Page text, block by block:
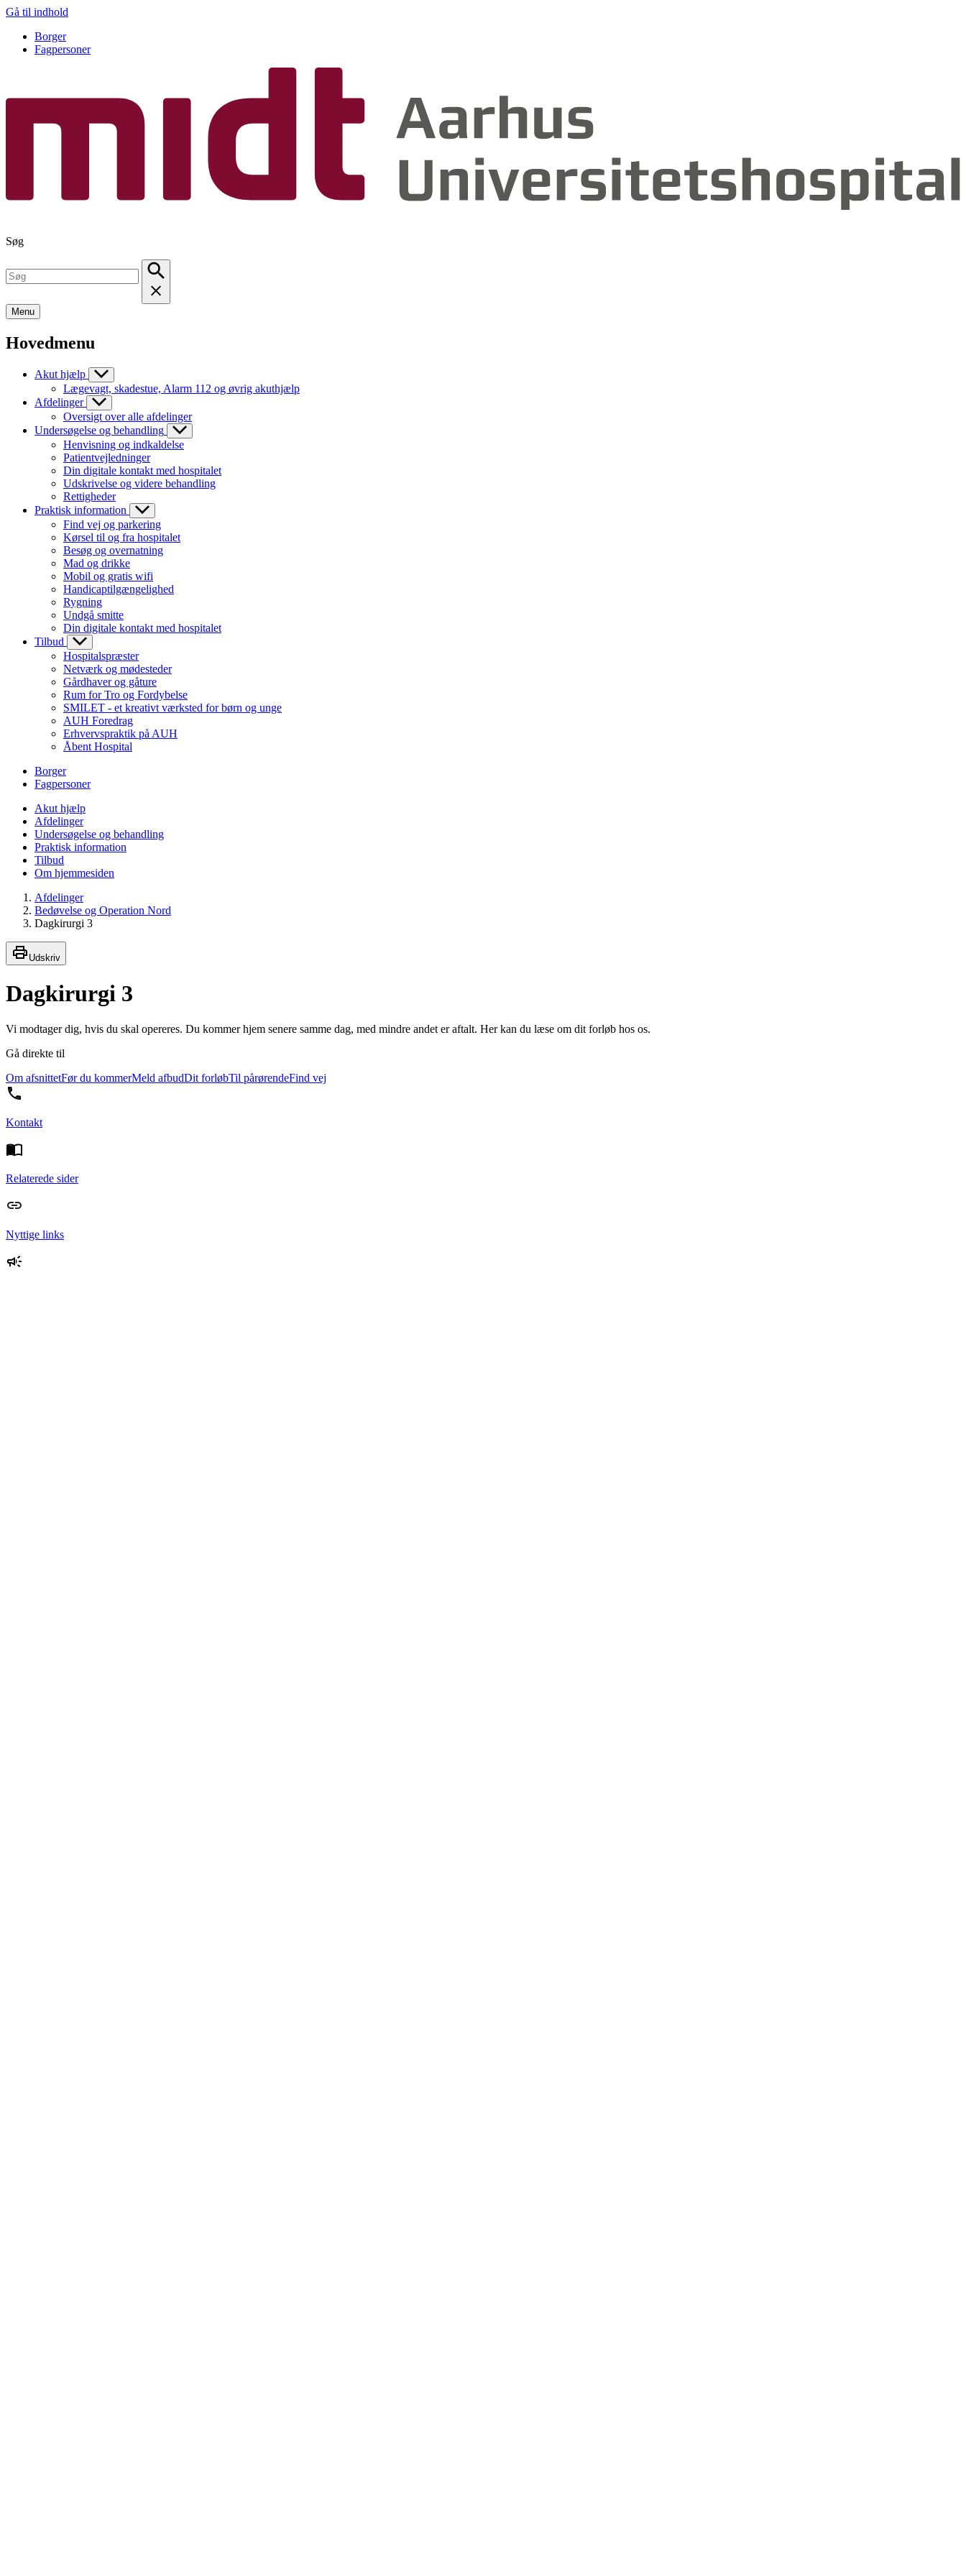
Gå til indhold
Borger
Fagpersoner
Søg
Menu
Hovedmenu
Akut hjælp
Lægevagt, skadestue, Alarm 112 og øvrig akuthjælp
Afdelinger
Oversigt over alle afdelinger
Undersøgelse og behandling
Henvisning og indkaldelse
Patientvejledninger
Din digitale kontakt med hospitalet
Udskrivelse og videre behandling
Rettigheder
Praktisk information
Find vej og parkering
Kørsel til og fra hospitalet
Besøg og overnatning
Mad og drikke
Mobil og gratis wifi
Handicaptilgængelighed
Rygning
Undgå smitte
Din digitale kontakt med hospitalet
Tilbud
Hospitalspræster
Netværk og mødesteder
Gårdhaver og gåture
Rum for Tro og Fordybelse
SMILET - et kreativt værksted for børn og unge
AUH Foredrag
Erhvervspraktik på AUH
Åbent Hospital
Borger
Fagpersoner
Akut hjælp
Afdelinger
Undersøgelse og behandling
Praktisk information
Tilbud
Om hjemmesiden
Afdelinger
Bedøvelse og Operation Nord
Dagkirurgi 3
Udskriv
Dagkirurgi 3
Vi modtager dig, hvis du skal opereres. Du kommer hjem senere samme dag, med mindre andet er aftalt. Her kan du læse om dit forløb hos os.
Gå direkte til
Om afsnittetFør du kommerMeld afbudDit forløbTil pårørendeFind vej
Kontakt
Relaterede sider
Nyttige links